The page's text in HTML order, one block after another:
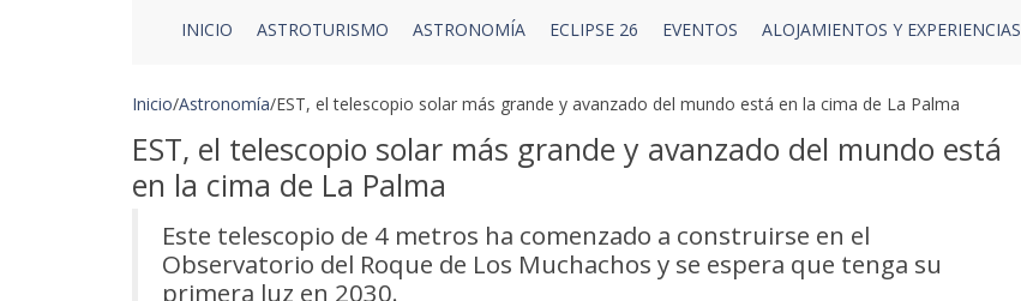
INICIO ASTROTURISMO ASTRONOMÍA ECLIPSE 26 EVENTOS ALOJAMIENTOS Y EXPERIENCIAS
Inicio/Astronomía/EST, el telescopio solar más grande y avanzado del mundo está en la cima de La Palma
EST, el telescopio solar más grande y avanzado del mundo está
en la cima de La Palma
Este telescopio de 4 metros ha comenzado a construirse en el
Observatorio del Roque de Los Muchachos y se espera que tenga su
primera luz en 2030.